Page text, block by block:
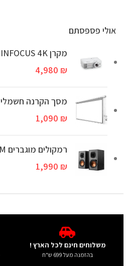
אולי פספסתם
מקרן INFOCUS 4K דגם IN0061SL
4,980 ₪
מסך הקרנה חשמלי 200X200 ס"מ HTP
1,090 ₪
רמקולים מוגברים Klipsch R41PM
1,990 ₪
משלוחים חינם לכל הארץ !
בהזמנה מעל 699 ש"ח